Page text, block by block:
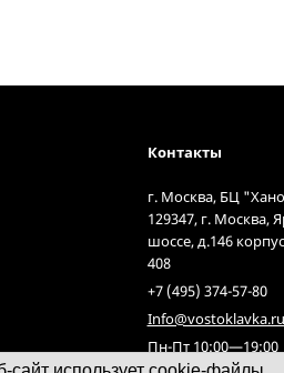
Контакты
г. Москва, БЦ
129347, г. Москва,
шоссе, д.146
408
+7 (495) 374-57-80
Info@vostoklavka.ru
Пн-Пт 10:00—19:00